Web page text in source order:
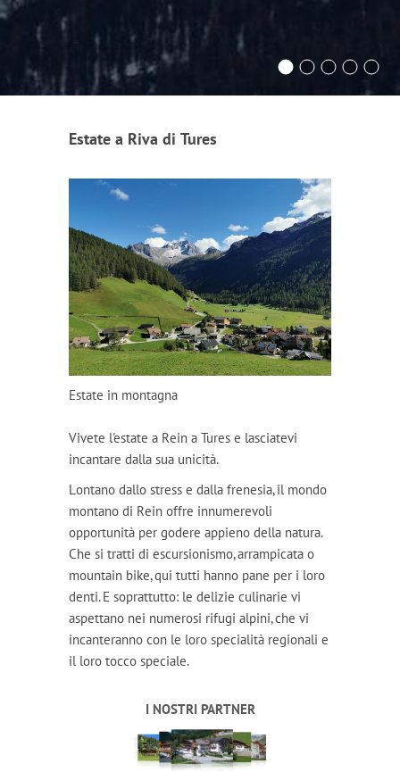
Estate a Riva di Tures
Estate in montagna
Vivete l'estate a Rein a Tures e lasciatevi
incantare dalla sua unicità.
Lontano dallo stress e dalla frenesia, il mondo
montano di Rein offre innumerevoli
opportunità per godere appieno della natura.
Che si tratti di escursionismo, arrampicata o
mountain bike, qui tutti hanno pane per i loro
denti. E soprattutto: le delizie culinarie vi
aspettano nei numerosi rifugi alpini, che vi
incanteranno con le loro specialità regionali e
il loro tocco speciale.
I NOSTRI PARTNER